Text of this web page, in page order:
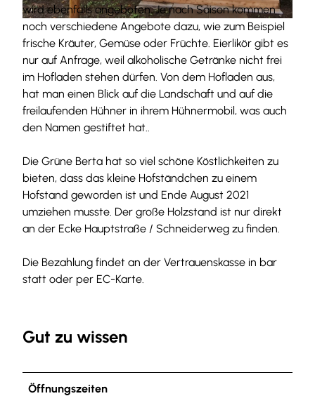
© Demontis |CC-BY
wird ebenfalls angeboten. Je nach Saison kommen
noch verschiedene Angebote dazu, wie zum Beispiel
frische Kräuter, Gemüse oder Früchte. Eierlikör gibt es
nur auf Anfrage, weil alkoholische Getränke nicht frei
im Hofladen stehen dürfen. Von dem Hofladen aus,
hat man einen Blick auf die Landschaft und auf die
freilaufenden Hühner in ihrem Hühnermobil, was auch
den Namen gestiftet hat..
Die Grüne Berta hat so viel schöne Köstlichkeiten zu
bieten, dass das kleine Hofständchen zu einem
Hofstand geworden ist und Ende August 2021
umziehen musste. Der große Holzstand ist nur direkt
an der Ecke Hauptstraße / Schneiderweg zu finden.
Die Bezahlung findet an der Vertrauenskasse in bar
statt oder per EC-Karte.
Gut zu wissen
Öffnungszeiten